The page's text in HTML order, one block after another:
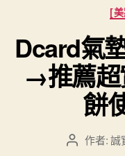
[
Dcard氣
→推薦超
餅
文 作者:誠